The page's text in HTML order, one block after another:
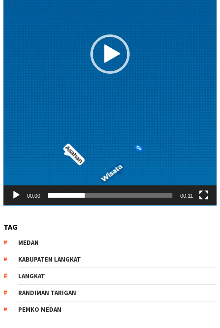
00:00 00:11
TAG
MEDAN
KABUPATEN LANGKAT
LANGKAT
RANDIMAN TARIGAN
PEMKO MEDAN